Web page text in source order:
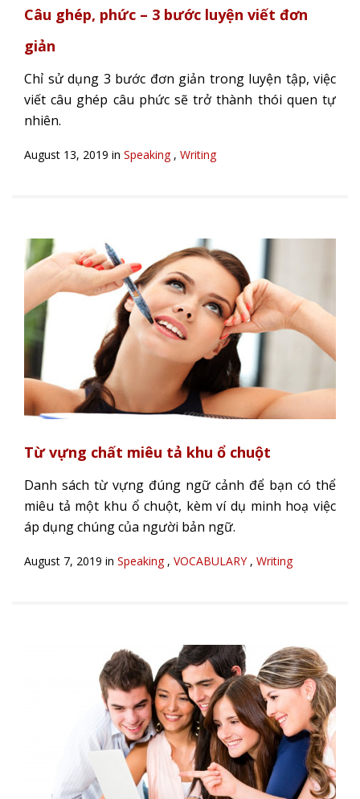
Câu ghép, phức – 3 bước luyện viết đơn
giản
Chỉ sử dụng 3 bước đơn giản trong luyện tập, việc
viết câu ghép câu phức sẽ trở thành thói quen tự
nhiên.
August 13, 2019 in Speaking, Writing
Từ vựng chất miêu tả khu ổ chuột
Danh sách từ vựng đúng ngữ cảnh để bạn có thể
miêu tả một khu ổ chuột, kèm ví dụ minh hoạ việc
áp dụng chúng của người bản ngữ.
August 7, 2019 in Speaking, VOCABULARY, Writing